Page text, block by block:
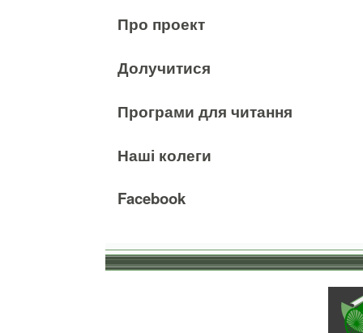
Про проект
Долучитися
Програми для читання
Наші колеги
Facebook